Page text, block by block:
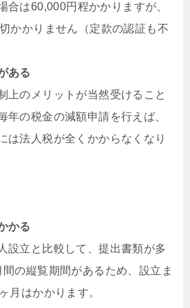
合は60,000円程かかりますが、
かかりません（定款の認証も不
ある
上のメリットが当然受けること
年の税金の減額申請を行えば、
は法人税が全くかからなくなり
かる
設立と比較して、提出書類が多
の縦覧期間があるため、設立ま
月はかかります。